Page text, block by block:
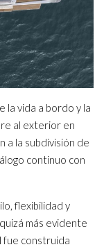
la vida a bordo y la
al exterior en
a la subdivisión de
continuo con
flexibilidad y
más evidente
fue construida